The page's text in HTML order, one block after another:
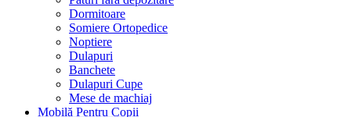
Dormitoare
Somiere Ortopedice
Noptiere
Dulapuri
Banchete
Dulapuri Cupe
Mese de machiaj
Mobilă Pentru Copii